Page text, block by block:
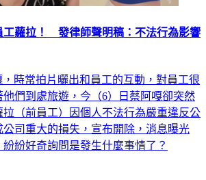
工蘿拉！ 發律師聲明稿：不法行為影響
，時常拍片曬出和員工的互動，對員工很
們到處旅遊，今（6）日蔡阿嘎卻突然
（前員工）因個人不法行為嚴重違反公
司重大的損失，宣布開除，消息曝光
紛好奇詢問是發生什麼事情了？